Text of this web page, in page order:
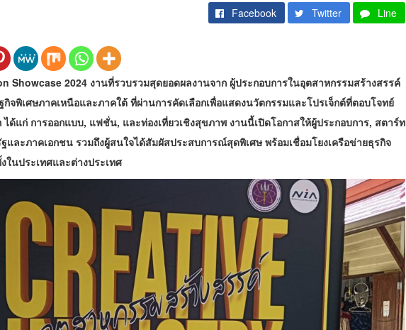
Facebook Twitter Line
Showcase 2024 งานที่รวบรวมสุดยอดผลงานจาก ผู้ประกอบการในอุตสาหกรรมสร้างสรรค์
กิจพิเศษภาคเหนือและภาคใต้ ที่ผ่านการคัดเลือกเพื่อแสดงนวัตกรรมและโปรเจ็กต์ที่ตอบโจทย์
ด้แก่ การออกแบบ, แฟชั่น, และท่องเที่ยวเชิงสุขภาพ งานนี้เปิดโอกาสให้ผู้ประกอบการ, สตาร์ท
ละภาคเอกชน รวมถึงผู้สนใจได้สัมผัสประสบการณ์สุดพิเศษ พร้อมเชื่อมโยงเครือข่ายธุรกิจ
ในประเทศและต่างประเทศ